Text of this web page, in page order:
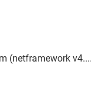
(netframework